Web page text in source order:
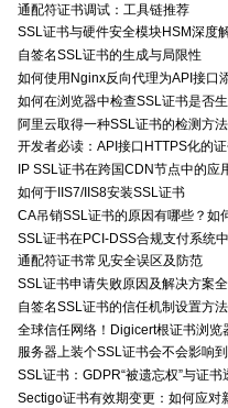
通配符证书调试：工具链推荐
自签名SSL证书的生成与局限性
如何使用Nginx反向代理为API接口
如何在浏览器中检查SSL证书是否
阿里云取得一种SSL证书的检测方
开发者必读：API接口HTTPS化的
IP SSL证书在跨国CDN节点中的应
如何于IIS7/IIS8安装SSL证书
CA吊销SSL证书的原因有哪些？如
SSL证书在PCI-DSS合规支付系统
通配符证书常见安全误区及防范
SSL证书申请失败原因及解决方案
自签名SSL证书的信任机制设置方法
全球信任网络！Digicert根证书浏览
服务器上装个SSL证书会不会影响
SSL证书：GDPR“被遗忘权”与证
Sectigo证书有效期变更：如何应对